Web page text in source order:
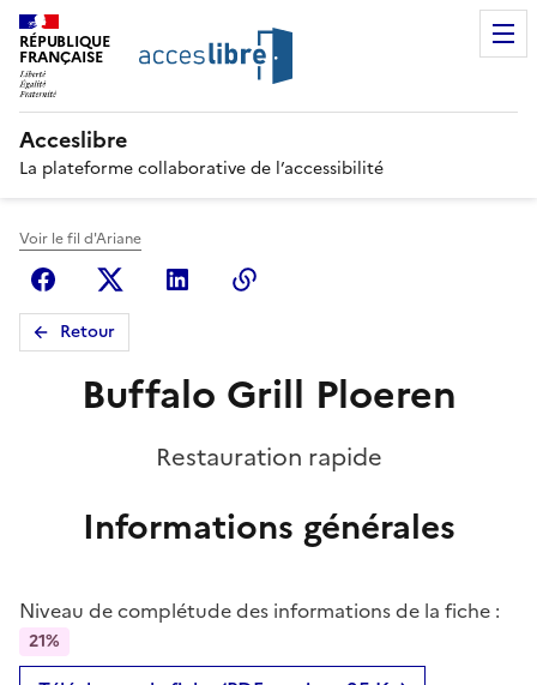
RÉPUBLIQUE
FRANÇAISE
Acceslibre
La plateforme collaborative de l’accessibilité
Voir le fil d'Ariane
FacebookX (anciennement Twitter)
Linkedin
Retour
Buffalo Grill Ploeren
Restauration rapide
Informations générales
Niveau de complétude des informations de la fiche :
21%